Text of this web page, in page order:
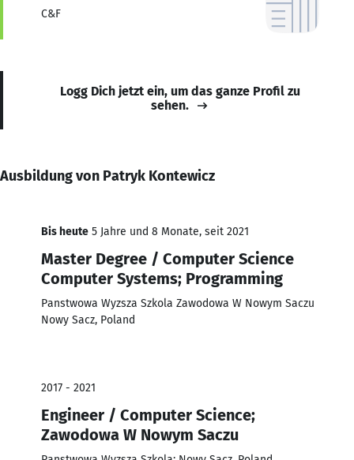
C&F
Logg Dich jetzt ein, um das ganze Profil zu
sehen.
Ausbildung von Patryk Kontewicz
Bis heute 5 Jahre und 8 Monate, seit 2021
Master Degree / Computer Science
Computer Systems; Programming
Panstwowa Wyzsza Szkola Zawodowa W Nowym Saczu
Nowy Sacz, Poland
2017 - 2021
Engineer / Computer Science;
Zawodowa W Nowym Saczu